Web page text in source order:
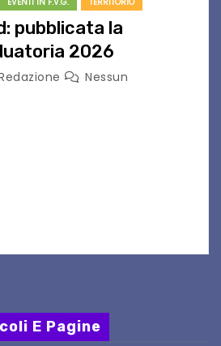
pubblicata la
2026
Nessun
E Pagine